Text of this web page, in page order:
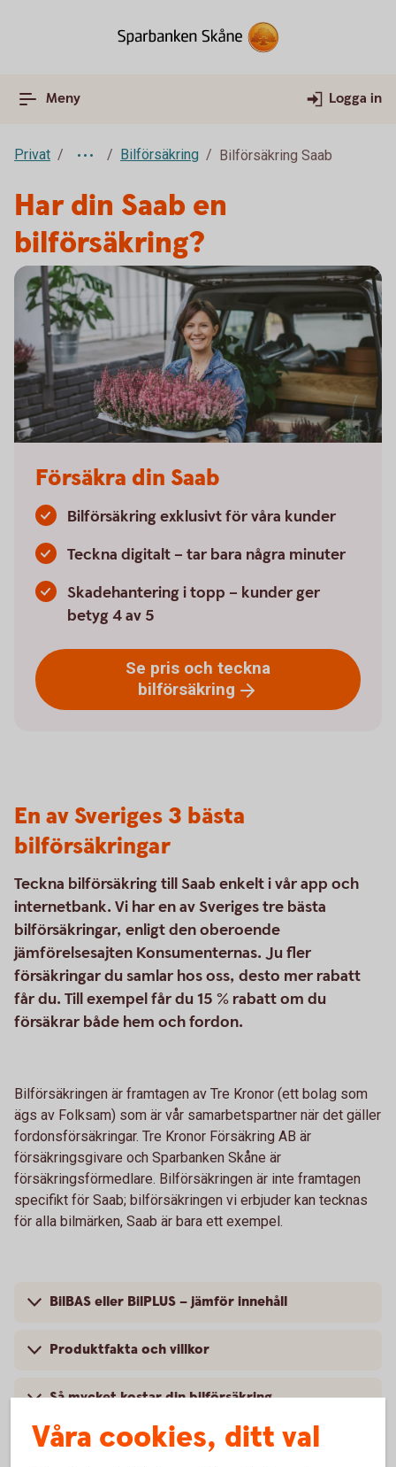
Meny Logga in
Privat Bilförsäkring Bilförsäkring Saab
Har din Saab en
bilförsäkring?
Försäkra din Saab
Bilförsäkring exklusivt för våra kunder
Teckna digitalt – tar bara några minuter
Skadehantering i topp – kunder ger
betyg 4 av 5
Se pris och teckna
bilförsäkring
En av Sveriges 3 bästa
bilförsäkringar
Teckna bilförsäkring till Saab enkelt i vår app och
internetbank. Vi har en av Sveriges tre bästa
bilförsäkringar, enligt den oberoende
jämförelsesajten Konsumenternas. Ju fler
försäkringar du samlar hos oss, desto mer rabatt
får du. Till exempel får du 15 % rabatt om du
försäkrar både hem och fordon.
Bilförsäkringen är framtagen av Tre Kronor (ett bolag som
ägs av Folksam) som är vår samarbetspartner när det gäller
fordonsförsäkringar. Tre Kronor Försäkring AB är
försäkringsgivare och Sparbanken Skåne är
försäkringsförmedlare. Bilförsäkringen är inte framtagen
specifikt för Saab; bilförsäkringen vi erbjuder kan tecknas
för alla bilmärken, Saab är bara ett exempel.
BilBAS eller BilPLUS – jämför innehåll
Produktfakta och villkor
Så mycket kostar din bilförsäkring
Våra cookies, ditt val